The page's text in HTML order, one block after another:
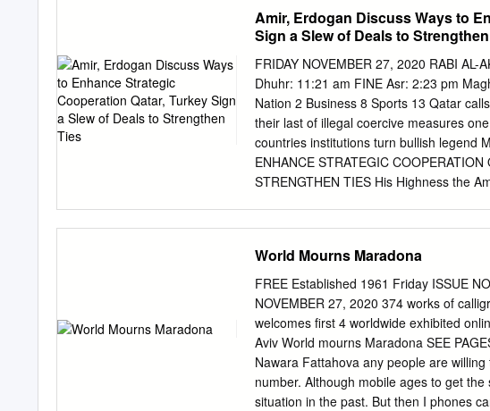
Amir, Erdogan Discuss Ways to
Sign a Slew of Deals to
FRIDAY NOVEMBER 27, 2020 RABI
Dhuhr: 11:21 am FINE Asr: 2:23 pm
Nation 2 Business 8 Sports 13 Qatar
their last of illegal coercive measures
countries institutions turn bullish legend
ENHANCE STRATEGIC
STRENGTHEN TIES His Highness the
consolidate standing for cooperation in
social services affairs, a Qatar Sheikh
declaration of intent on exchanging Al
round of talks with my diplomats
President Recep Tayyip Erdogan in
Thursday discussed on the Qatari-
Academy of the the strategic bilateral
Turkish Ministry of Foreign Affairs,
World Mourns Maradona
FREE Established 1961 Friday ISSUE
NOVEMBER 27, 2020 374 works of
welcomes first 4 worldwide exhibited
Aviv World mourns Maradona SEE
Nawara Fattahova any people are
number. Although mobile ages to get
situation in the past. But then I phones